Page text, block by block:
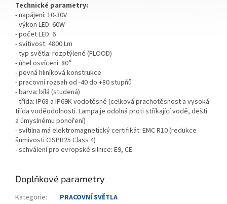
Technické parametry:
- napájení: 10-30V
- výkon LED: 60W
- počet LED: 6
- svítivost: 4800 Lm
- typ světla: rozptýlené (FLOOD)
- úhel osvícení: 80°
- pevná hliníková konstrukce
- pracovní rozsah od -40 do +80 stupňů
- barva: bílá (studená)
- třída: IP68 a IP69K vodotěsné (celková prachotěsnost a vysoká
třída voděodolnosti. Lampa je odolná proti stříkající vodě, dešti
a úmyslnému ponoření)
- svítilna má elektromagnetický certifikát: EMC R10 (redukce
šumivosti CISPR25 Class 4)
- schválení pro evropské silnice: E9, CE
Doplňkové parametry
Kategorie:
PRACOVNÍ SVĚTLA